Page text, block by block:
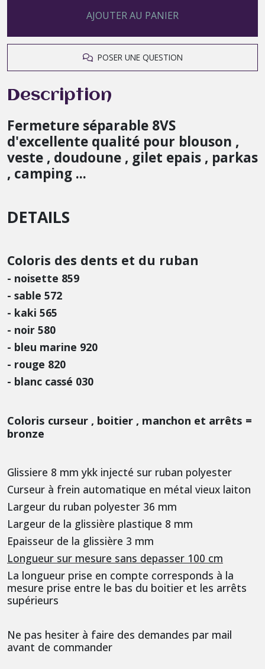
AJOUTER AU PANIER
POSER UNE QUESTION
Description
Fermeture séparable 8VS
d'excellente qualité pour blouson ,
veste , doudoune , gilet epais , parkas
, camping ...
DETAILS
Coloris des dents et du ruban
- noisette 859
- sable 572
- kaki 565
- noir 580
- bleu marine 920
- rouge 820
- blanc cassé 030
Coloris curseur , boitier , manchon et arrêts =
bronze
Glissiere 8 mm ykk injecté sur ruban polyester
Curseur à frein automatique en métal vieux laiton
Largeur du ruban polyester 36 mm
Largeur de la glissière plastique 8 mm
Epaisseur de la glissière 3 mm
Longueur sur mesure sans depasser 100 cm
La longueur prise en compte corresponds à la
mesure prise entre le bas du boitier et les arrêts
supérieurs
Ne pas hesiter à faire des demandes par mail
avant de commander